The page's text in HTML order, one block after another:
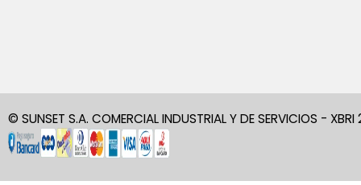
© SUNSET S.A. COMERCIAL INDUSTRIAL Y DE SERVICIOS -